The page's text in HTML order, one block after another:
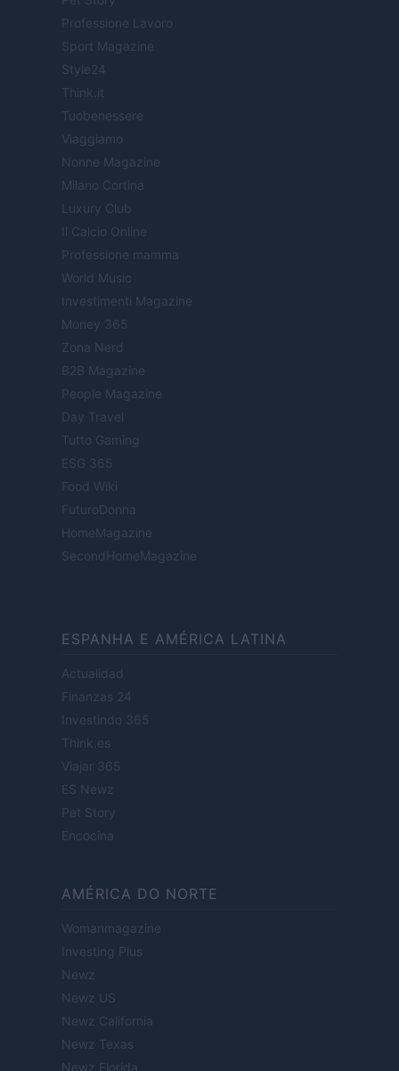
Professione Lavoro
Sport Magazine
Style24
Think.it
Tuobenessere
Viaggiamo
Nonne Magazine
Milano Cortina
Luxury Club
Il Calcio Online
Professione mamma
World Music
Investimenti Magazine
Money 365
Zona Nerd
B2B Magazine
People Magazine
Day Travel
Tutto Gaming
ESG 365
Food Wiki
FuturoDonna
HomeMagazine
SecondHomeMagazine
ESPANHA E AMÉRICA LATINA
Actualidad
Finanzas 24
Investindo 365
Think.es
Viajar 365
ES Newz
Pet Story
Encocina
AMÉRICA DO NORTE
Womanmagazine
Investing Plus
Newz
Newz US
Newz California
Newz Texas
Newz Florida